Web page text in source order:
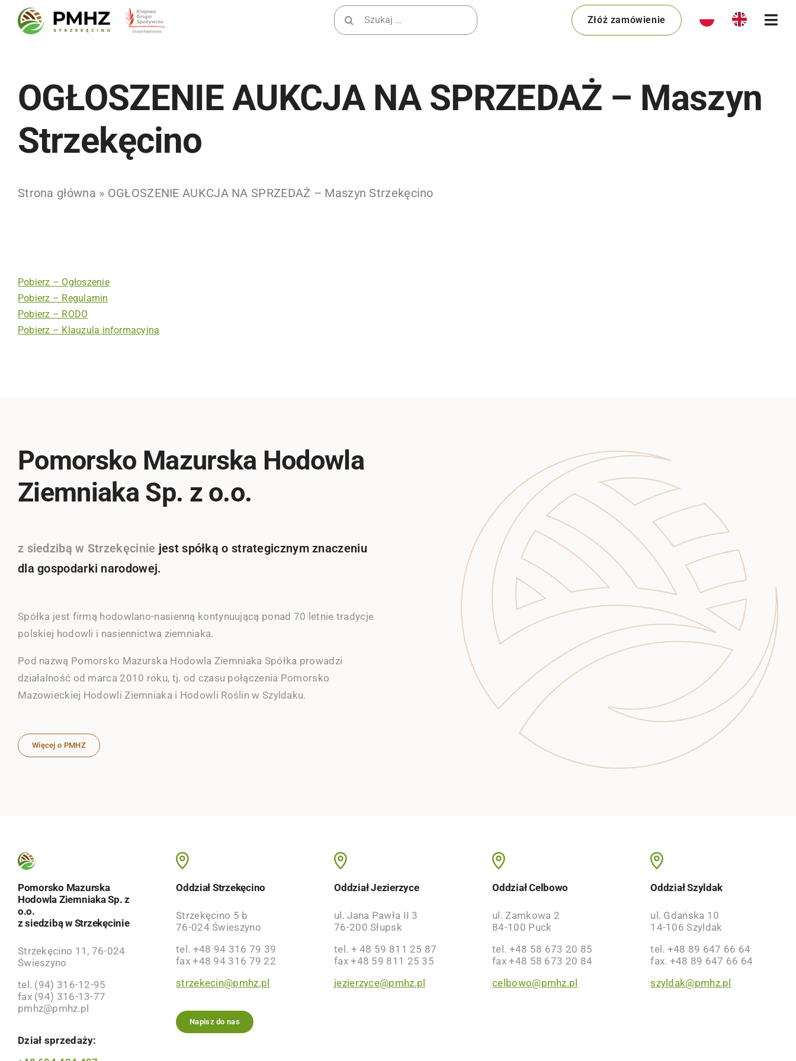
Skip
Wyszukiwanie
dla:
Złóż zamówienie
OGŁOSZENIE AUKCJA NA SPRZEDAŻ – Maszyn
Strzekęcino
Strona główna » OGŁOSZENIE AUKCJA NA SPRZEDAŻ – Maszyn Strzekęcino
Pobierz – Ogłoszenie
Pobierz – Regulamin
Pobierz – RODO
Pobierz – Klauzula informacyjna
Pomorsko Mazurska Hodowla
Ziemniaka Sp. z o.o.
z siedzibą w Strzekęcinie jest spółką o strategicznym znaczeniu
dla gospodarki narodowej.
Spółka jest firmą hodowlano-nasienną kontynuującą ponad 70 letnie tradycje
polskiej hodowli i nasiennictwa ziemniaka.
Pod nazwą Pomorsko Mazurska Hodowla Ziemniaka Spółka prowadzi
działalność od marca 2010 roku, tj. od czasu połączenia Pomorsko
Mazowieckiej Hodowli Ziemniaka i Hodowli Roślin w Szyldaku.
Więcej o PMHZ
Pomorsko Mazurska
Hodowla Ziemniaka Sp. z
o.o.
z siedzibą w Strzekęcinie
Strzekęcino 11, 76-024
Świeszyno
tel. (94) 316-12-95
fax (94) 316-13-77
pmhz@pmhz.pl
Dział sprzedaży:
Oddział Strzekęcino
Strzekęcino 5 b
76-024 Świeszyno
tel. +48 94 316 79 39
fax +48 94 316 79 22
strzekecin@pmhz.pl
Napisz do nas
Oddział Jezierzyce
ul. Jana Pawła II 3
76-200 Słupsk
tel. + 48 59 811 25 87
fax +48 59 811 25 35
jezierzyce@pmhz.pl
Oddział Celbowo
ul. Zamkowa 2
84-100 Puck
tel. +48 58 673 20 85
fax +48 58 673 20 84
celbowo@pmhz.pl
Oddział Szyldak
ul. Gdańska 10
14-106 Szyldak
tel. +48 89 647 66 64
fax. +48 89 647 66 64
szyldak@pmhz.pl